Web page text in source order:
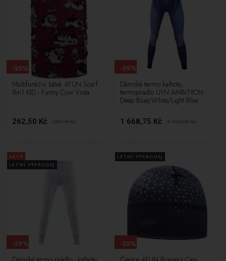
Multifunkční šátek 4FUN Scarf
8in1 KID - Funny Cow Viola
262,50 Kč 350,00Kč
-25%
Dámské termo kalhoty,
termoprádlo UYN AMBITYON
Deep Blue/White/Light Blue
1 668,75 Kč 2 725,00Kč
-39%
AKCE
LETNÍ VÝPRODEJ
-39%
LETNÍ VÝPRODEJ
-25%